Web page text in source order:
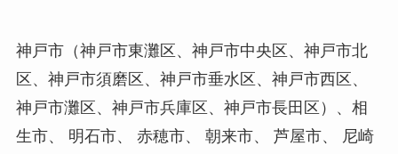
神戸市（神戸市東灘区、神戸市中央区、神戸市北
区、神戸市須磨区、神戸市垂水区、神戸市西区、
神戸市灘区、神戸市兵庫区、神戸市長田区）、相
生市、 明石市、 赤穂市、 朝来市、 芦屋市、 尼崎